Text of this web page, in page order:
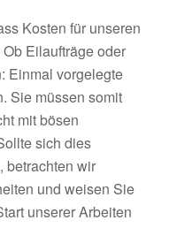
Kosten für unseren
Eilaufträge oder
Einmal vorgelegte
Sie müssen somit
mit bösen
sich dies
betrachten wir
und weisen Sie
unserer Arbeiten